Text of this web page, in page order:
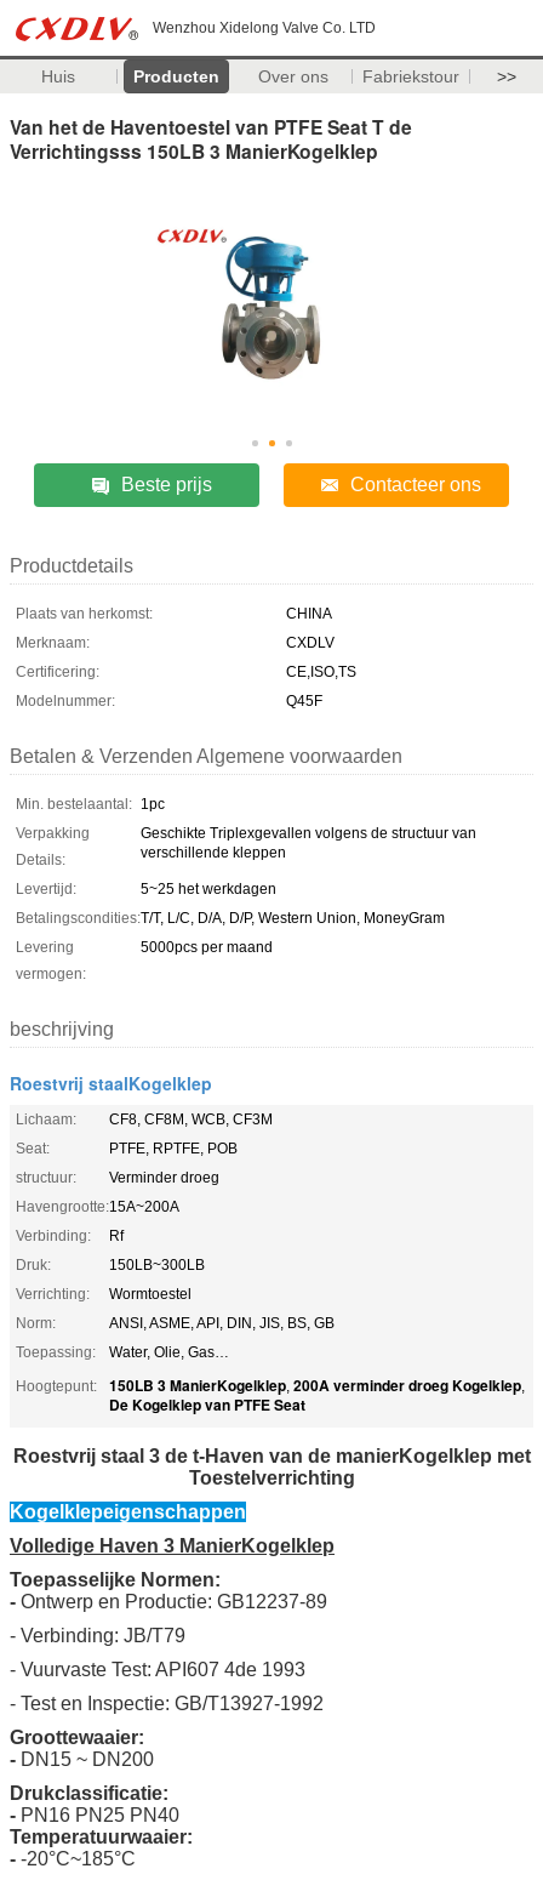
Wenzhou Xidelong Valve Co. LTD
Huis Producten Over ons Fabriekstour >>
Van het de Haventoestel van PTFE Seat T de
Verrichtingsss 150LB 3 ManierKogelklep
Beste prijs Contacteer ons
Productdetails
Plaats van herkomst:
CHINA
Merknaam:
CXDLV
Certificering:
CE,ISO,TS
Modelnummer:
Q45F
Betalen & Verzenden Algemene voorwaarden
Min. bestelaantal: 1pc
Verpakking
Details:
Geschikte Triplexgevallen volgens de structuur van
verschillende kleppen
Levertijd:
5~25 het werkdagen
Betalingscondities:T/T, L/C, D/A, D/P, Western Union, MoneyGram
Levering
vermogen:
5000pcs per maand
beschrijving
Roestvrij staalKogelklep
Lichaam:
CF8, CF8M, WCB, CF3M
Seat:
PTFE, RPTFE, POB
structuur:
Verminder droeg
Havengrootte:15A~200A
Verbinding:
Rf
Druk:
150LB~300LB
Verrichting:
Wormtoestel
Norm:
ANSI, ASME, API, DIN, JIS, BS, GB
Toepassing:
Water, Olie, Gas…
Hoogtepunt:
150LB 3 ManierKogelklep, 200A verminder droeg Kogelklep,
De Kogelklep van PTFE Seat
Roestvrij staal 3 de t-Haven van de manierKogelklep met
Toestelverrichting
Kogelklepeigenschappen
Volledige Haven 3 ManierKogelklep
Toepasselijke Normen:
- Ontwerp en Productie: GB12237-89
- Verbinding: JB/T79
- Vuurvaste Test: API607 4de 1993
- Test en Inspectie: GB/T13927-1992
Groottewaaier:
- DN15 ~ DN200
Drukclassificatie:
- PN16 PN25 PN40
Temperatuurwaaier:
- -20°C~185°C